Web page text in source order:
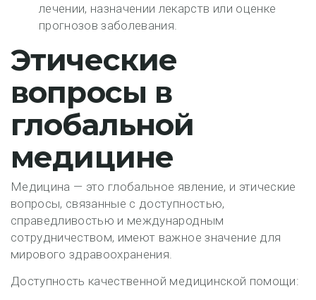
лечении, назначении лекарств или оценке
прогнозов заболевания.
Этические
вопросы в
глобальной
медицине
Медицина — это глобальное явление, и этические
вопросы, связанные с доступностью,
справедливостью и международным
сотрудничеством, имеют важное значение для
мирового здравоохранения.
Доступность качественной медицинской помощи: